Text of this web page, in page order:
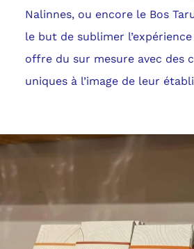
Nalinnes, ou encore le Bos
le but de sublimer
offre du sur mesure avec des
uniques à l’image de leur